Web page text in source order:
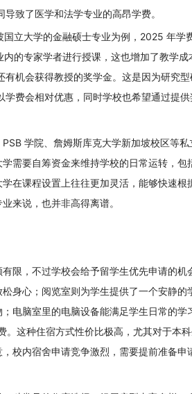
致了医学和法学专业的高昂学费。
立大学的金融硕士专业为例，2025 年学
的专家学者进行授课，这也增加了教学成
机会获得教授的奖学金。这是因为研究型
费会相对优惠，同时学校也希望通过提供
学院、詹姆斯库克大学新加坡校区等私
需要自筹资金来维持学校的日常运转，包
在课程设置上往往更加灵活，能够快速根
来说，也并非高得离谱。
限，不过学校会给予留学生优先申请的机
身心；阅览室则为学生提供了一个安静的
电脑室里的电脑设备能满足学生日常的学
这种住宿方式性价比极高，尤其对于本
校内宿舍申请竞争激烈，需要提前准备申